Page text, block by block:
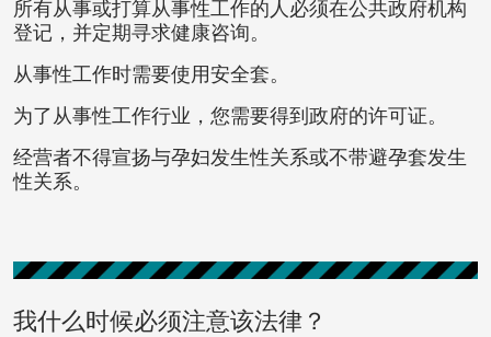
所有从事或打算从事性工作的人必须在公共政府机构
登记，并定期寻求健康咨询。
从事性工作时需要使用安全套。
为了从事性工作行业，您需要得到政府的许可证。
经营者不得宣扬与孕妇发生性关系或不带避孕套发生
性关系。
我什么时候必须注意该法律？